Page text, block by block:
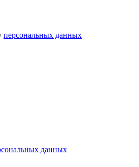
персональных данных
данных